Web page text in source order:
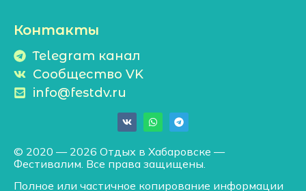
Контакты
Telegram канал
Сообщество VK
info@festdv.ru
© 2020 — 2026 Отдых в Хабаровске —
Фестивалим. Все права защищены.
Полное или частичное копирование информации